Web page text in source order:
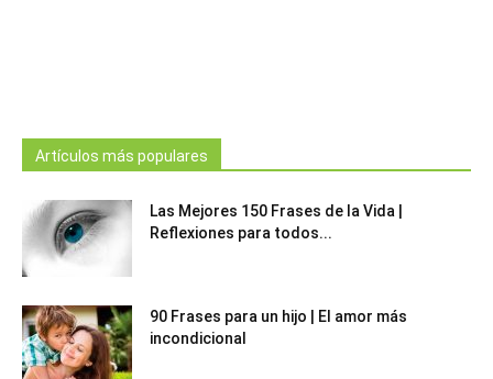
Artículos más populares
Las Mejores 150 Frases de la Vida |
Reflexiones para todos...
90 Frases para un hijo | El amor más
incondicional